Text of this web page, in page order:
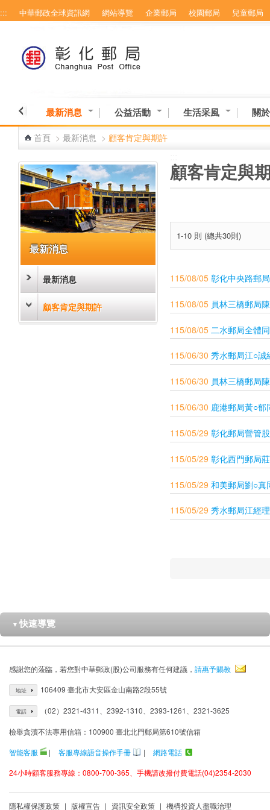
跳到主要內容區塊
::: 中華郵政全球資訊網 網站導覽 企業郵局 校園郵局 兒童郵局
最新消息 公益活動 生活采風 關
首頁 > 最新消息 > 顧客肯定與期許
最新消息
最新消息
顧客肯定與期許
顧客肯定與
1-10 則 (總共30則)
115/08/05 彰化中央路郵
115/08/05 員林三橋郵局
115/08/05 二水郵局全體
115/06/30 秀水郵局江○誠
115/06/30 員林三橋郵局
115/06/30 鹿港郵局黃○郁
115/05/29 彰化郵局營管
115/05/29 彰化西門郵局
115/05/29 和美郵局劉○真
115/05/29 秀水郵局江經
▼ 快速導覽
感謝您的蒞臨，若您對中華郵政(股)公司服務有任何建議， 請惠予賜教
地址 106409 臺北市大安區金山南路2段55號
電話 （02）2321-4311、2392-1310、2393-1261、2321-3625
檢舉貪瀆不法專用信箱：100900 臺北北門郵局第610號信箱
智能客服
| 客服專線語音操作手冊 |
網路電話
24小時顧客服務專線：0800-700-365、手機請改撥付費電話(04)2354-2030
隱私權保護政策 | 版權宣告 | 資訊安全政策 | 機構投資人盡職治理